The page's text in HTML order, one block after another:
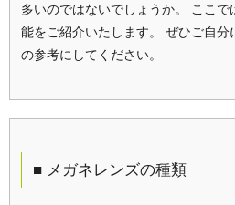
多いのではないでしょうか。 ここ
能をご紹介いたします。 ぜひご自
の参考にしてください。
■ メガネレンズの種類